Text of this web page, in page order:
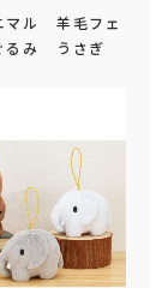
マル 羊毛フェ
るみ うさぎ